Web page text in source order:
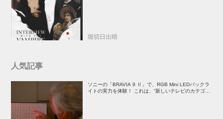
堀切日出晴
人気記事
ソニーの「BRAVIA 9 Ⅱ」で、RGB Mini LEDバックラ
イトの実力を体験！ これは、“新しいテレビのカテゴリ